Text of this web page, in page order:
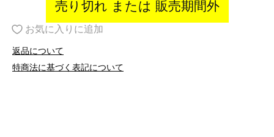
売り切れ または 販売期間外
お気に入りに追加
返品について
特商法に基づく表記について